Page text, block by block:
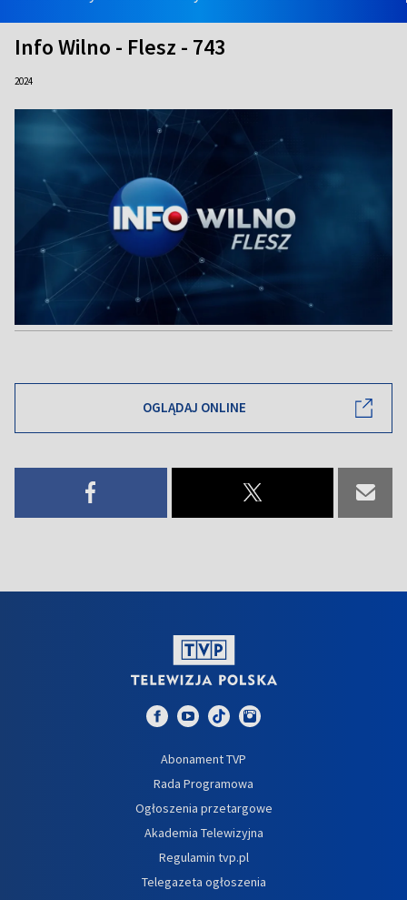
Info Wilno - Flesz - 743
2024
OGLĄDAJ ONLINE
Abonament TVP
Rada Programowa
Ogłoszenia przetargowe
Akademia Telewizyjna
Regulamin tvp.pl
Telegazeta ogłoszenia